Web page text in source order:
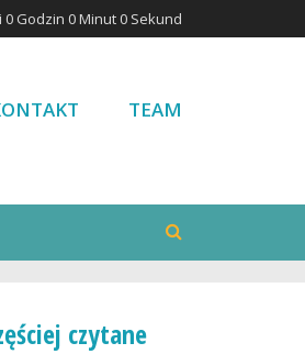
0 Godzin 0 Minut 0 Sekund
TEAM
czytane